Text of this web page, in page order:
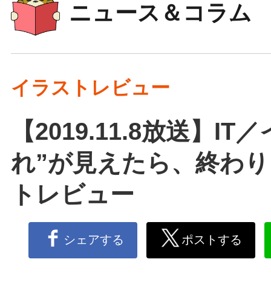
ニュース＆コラム
イラストレビュー
【2019.11.8放送】IT
れ”が見えたら、終わ
トレビュー
シェアする ポストする